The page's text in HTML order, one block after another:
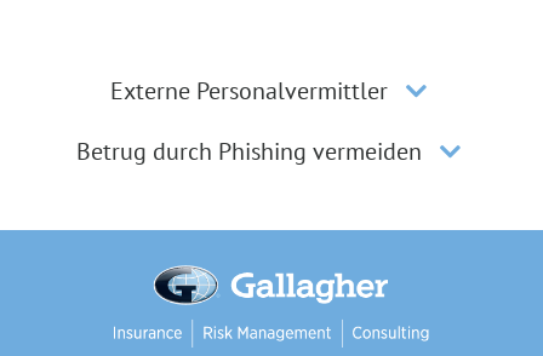
Externe Personalvermittler
Betrug durch Phishing vermeiden